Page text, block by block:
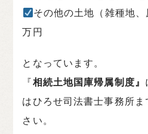
その他の土地（雑種地
万円
となっています。
『相続土地国庫帰属制度』
はひろせ司法書士事務所
さい。